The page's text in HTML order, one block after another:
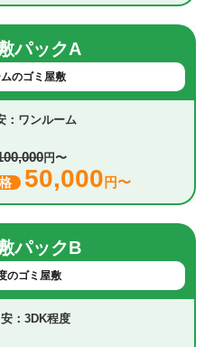
パックA
のゴミ屋敷
ワンルーム
円〜
50,000 円〜
パックB
のゴミ屋敷
3DK程度